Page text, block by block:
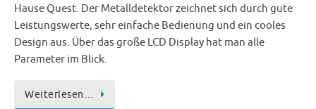
Hause Quest. Der Metalldetektor zeichnet sich durch gute
Leistungswerte, sehr einfache Bedienung und ein cooles
Design aus. Über das große LCD Display hat man alle
Parameter im Blick.
Weiterlesen…